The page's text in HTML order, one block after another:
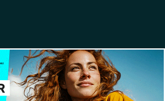
GmbH
Nutzungsbedingungen